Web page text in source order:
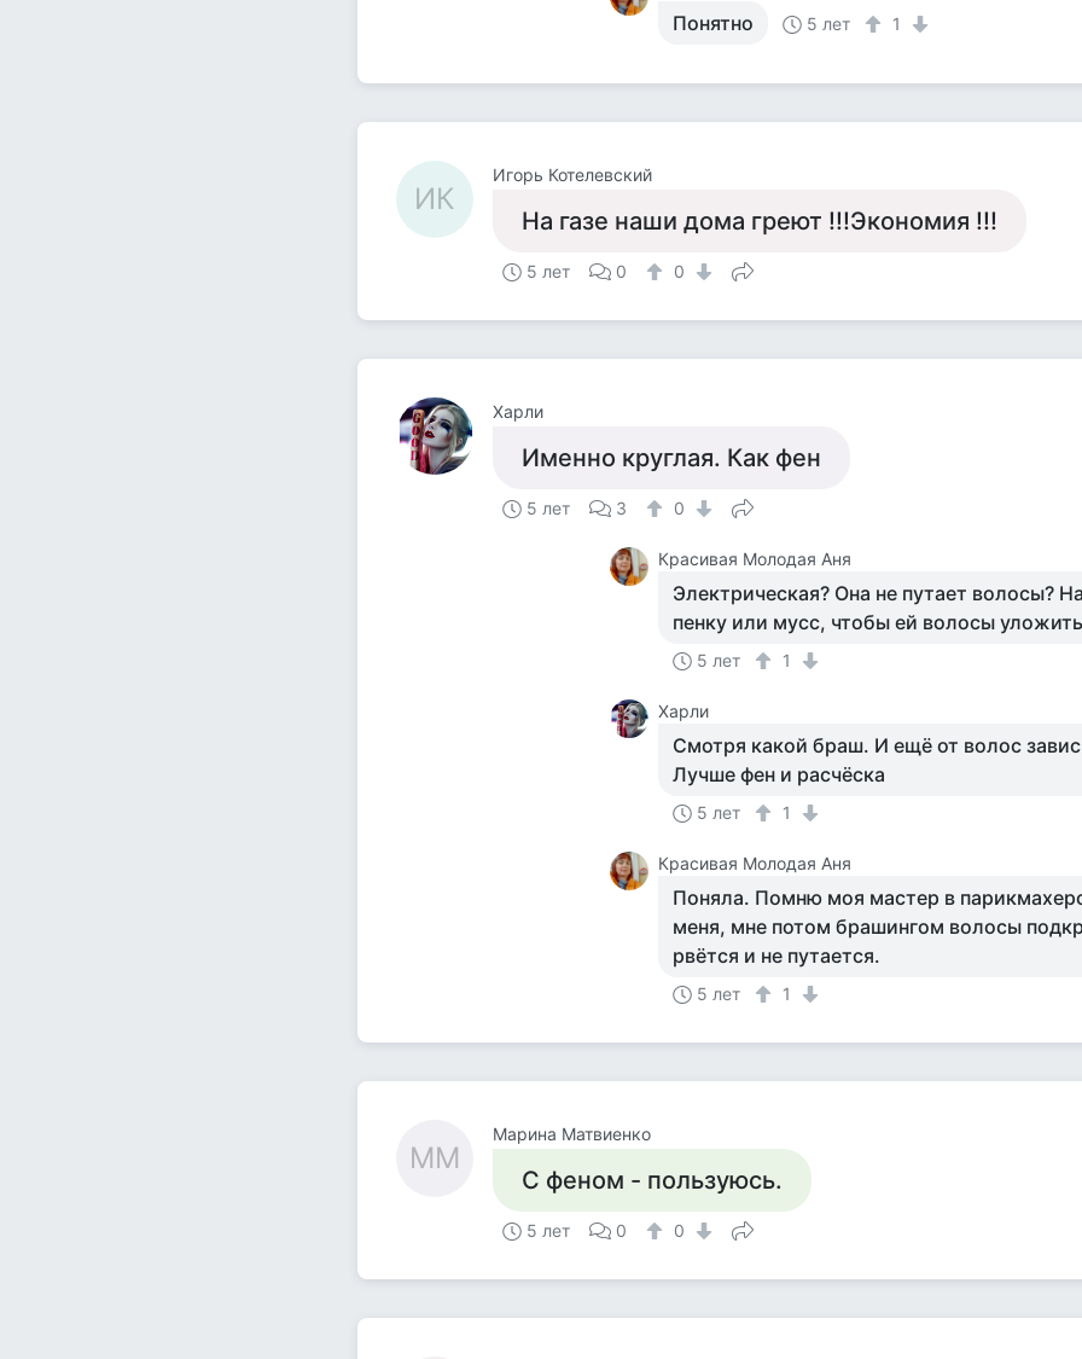
Понятно 5 лет 1
ИК
Игорь Котелевский
На газе наши дома греют !!!Экономия !!!
5 лет 0 0
Харли
Именно круглая. Как фен
5 лет 3 0
Красивая Молодая Аня
Электрическая? Она не путает волосы?
пенку или мусс, чтобы ей волосы
5 лет 1
Харли
Смотря какой браш. И ещё от волос
Лучше фен и расчёска
5 лет 1
Красивая Молодая Аня
Поняла. Помню моя мастер в
меня, мне потом брашингом волосы
рвётся и не путается.
5 лет 1
ММ
Марина Матвиенко
С феном - пользуюсь.
5 лет 0 0